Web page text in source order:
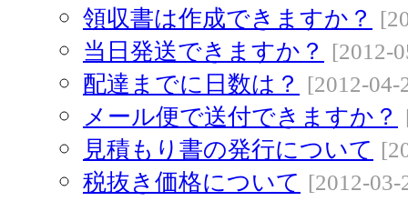
領収書は作成できますか？
当日発送できますか？ [2012-
配達までに日数は？ [2012-04-
メール便で送付できますか？
見積もり書の発行について
税抜き価格について [2012-03-